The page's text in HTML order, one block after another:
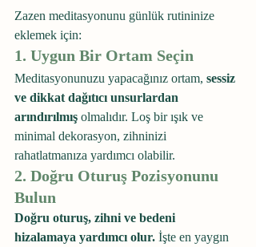
Zazen meditasyonunu günlük rutininize
eklemek için:
1. Uygun Bir Ortam Seçin
Meditasyonunuzu yapacağınız ortam, sessiz
ve dikkat dağıtıcı unsurlardan
arındırılmış olmalıdır. Loş bir ışık ve
minimal dekorasyon, zihninizi
rahatlatmanıza yardımcı olabilir.
2. Doğru Oturuş Pozisyonunu
Bulun
Doğru oturuş, zihni ve bedeni
hizalamaya yardımcı olur. İşte en yaygın